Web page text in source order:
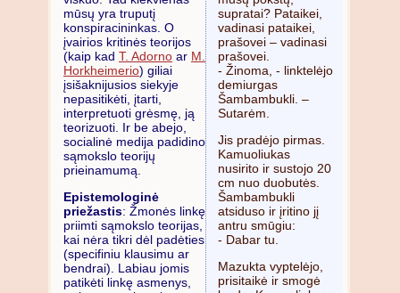
supratai? Pataikei,
vadinasi pataikei,
prašovei – vadinasi
prašovei.
- Žinoma, - linktelėjo
demiurgas
Šambambukli. –
Sutarėm.
Jis pradėjo pirmas.
Kamuoliukas
nusirito ir sustojo 20
cm nuo duobutės.
Šambambukli
atsiduso ir įritino jį
antru smūgiu:
- Dabar tu.
Mazukta vyptelėjo,
prisitaikė ir smogė
mūsų yra truputį
konspiracininkas. O
įvairios kritinės teorijos
(kaip kad T. Adorno ar M.
Horkheimerio) giliai
įsišaknijusios siekyje
nepasitikėti, įtarti,
interpretuoti grėsmę, ją
teorizuoti. Ir be abejo,
socialinė medija padidino
sąmokslo teorijų
prieinamumą.
Epistemologinė
priežastis: Žmonės linkę
priimti sąmokslo teorijas,
kai nėra tikri dėl padėties
(specifiniu klausimu ar
bendrai). Labiau jomis
patikėti linkę asmenys,